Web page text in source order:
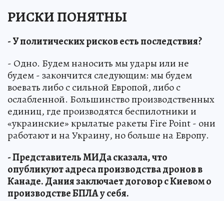
РИСКИ ПОНЯТНЫ
- У политических рисков есть последствия?
- Одно. Будем наносить мы удары или не
будем - закончится следующим: мы будем
воевать либо с сильной Европой, либо с
ослабленной. Большинство производственных
единиц, где производятся беспилотники и
«украинские» крылатые ракеты Fire Point - они
работают и на Украину, но больше на Европу.
- Представитель МИДа сказала, что
опубликуют адреса производства дронов в
Канаде. Дания заключает договор с Киевом о
производстве БПЛА у себя.